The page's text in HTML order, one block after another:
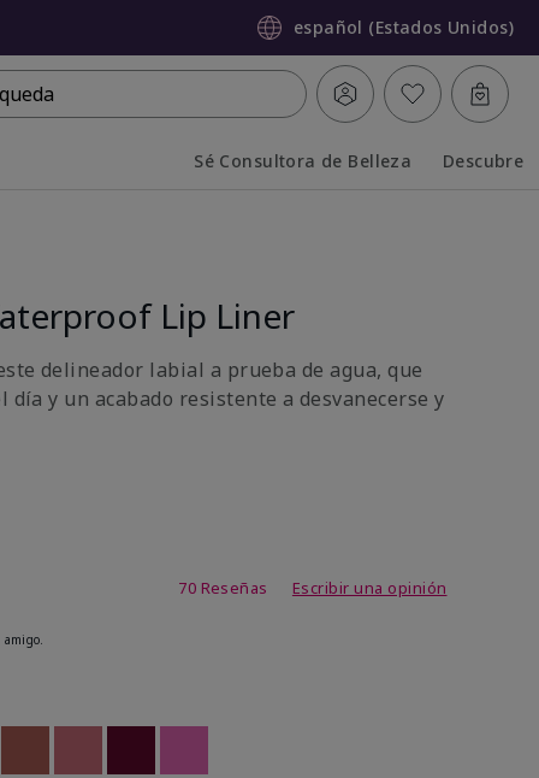
español (Estados Unidos)
Sé Consultora de Belleza Descubre
Lip Liner
delineador labial a prueba de agua, que
día y un acabado resistente a desvanecerse y
5 de 5
70 Reseñas Escribir una opinión